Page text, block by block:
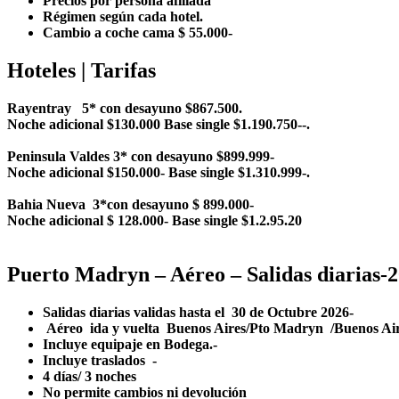
Régimen según cada hotel.
Cambio a coche cama $ 55.000-
Hoteles | Tarifas
Rayentray 5* con desayuno $867.500.
Noche adicional $130.000 Base single $1.190.750--.
Peninsula Valdes 3* con desayuno $899.999-
Noche adicional $150.000- Base single $1.310.999-.
Bahia Nueva 3*con desayuno $ 899.000-
Noche adicional $ 128.000- Base single $1.2.95.20
Puerto Madryn – Aéreo – Salidas diarias-
Salidas diarias validas hasta el 30 de Octubre 2026-
Aéreo ida y vuelta Buenos Aires/Pto Madryn /
Incluye equipaje en Bodega.-
Incluye traslados -
4 días/ 3 noches
No permite cambios ni devolución